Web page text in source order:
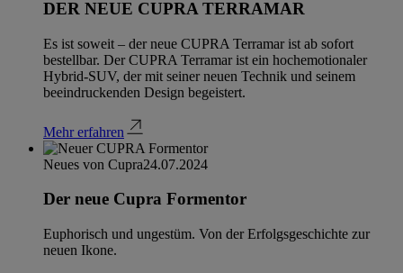
DER NEUE CUPRA TERRAMAR
Es ist soweit – der neue CUPRA Terramar ist ab sofort
bestellbar. Der CUPRA Terramar ist ein hochemotionaler
Hybrid-SUV, der mit seiner neuen Technik und seinem
beeindruckenden Design begeistert.
Mehr erfahren
Neues von Cupra24.07.2024
Der neue Cupra Formentor
Euphorisch und ungestüm. Von der Erfolgsgeschichte zur
neuen Ikone.